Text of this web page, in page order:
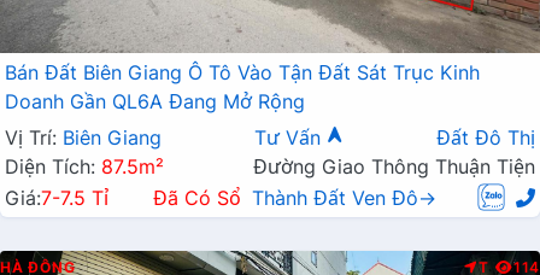
Bán Đất Biên Giang Ô Tô Vào Tận Đất Sát Trục Kinh
Doanh Gần QL6A Đang Mở Rộng
Vị Trí: Biên Giang Tư Vấn
Đất Đô Thị
Diện Tích: 87.5m²
Đường Giao Thông Thuận Tiện
Giá:7-7.5 Tỉ Đã Có Sổ Thành Đất Ven Đô→
HÀ ĐÔNG T 114